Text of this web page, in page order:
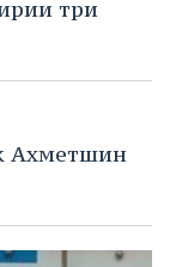
три
Ахметшин